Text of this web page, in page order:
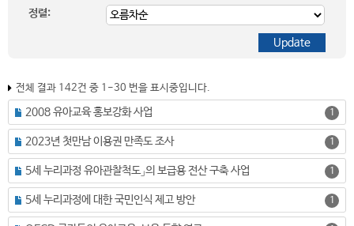
정렬:
전체 결과 142건 중 1-30 번을 표시중입니다.
2008 유아교육 홍보강화 사업 1
2023년 첫만남 이용권 만족도 조사 1
5세 누리과정 유아관찰척도」의 보급용 전산 구축 사업 1
5세 누리과정에 대한 국민인식 제고 방안 1